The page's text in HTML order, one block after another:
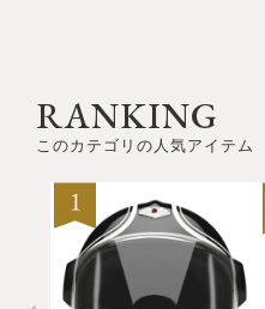
RANKING
このカテゴリの人気アイテム